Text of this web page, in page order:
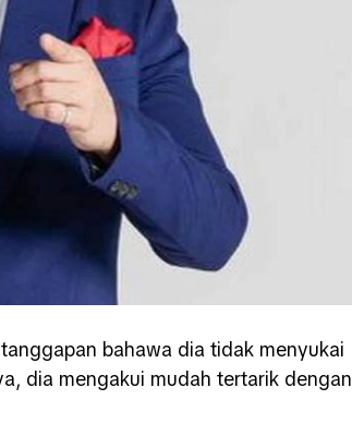
bahawa dia tidak menyukai
dia mengakui mudah tertarik dengan